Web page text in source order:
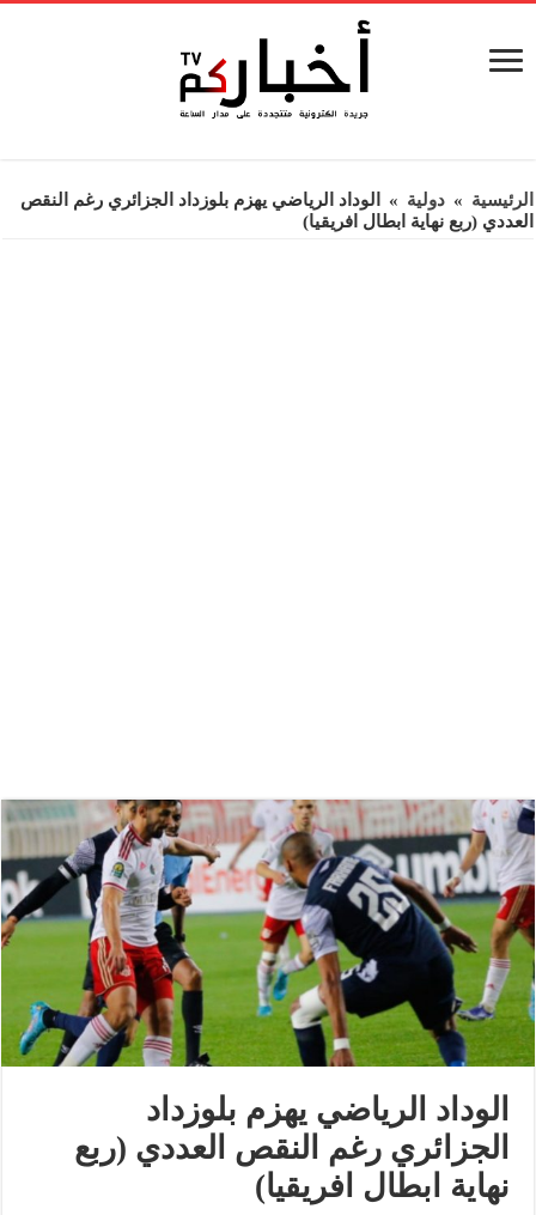
الرئيسية » دولية »
الوداد الرياضي يهزم بلوزداد الجزائري رغم النقص
العددي (ربع نهاية ابطال افريقيا)
الوداد الرياضي يهزم بلوزداد
الجزائري رغم النقص العددي (ربع
نهاية ابطال افريقيا)